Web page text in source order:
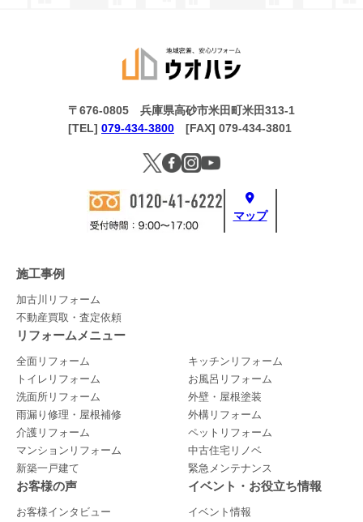
マップ
〒676-0805 兵庫県高砂市米田町米田313-1
[TEL] 079-434-3800 [FAX] 079-434-3801
施工事例
加古川リフォーム
不動産買取・査定依頼
リフォームメニュー
全面リフォーム
キッチンリフォーム
トイレリフォーム
お風呂リフォーム
洗面所リフォーム
外壁・屋根塗装
雨漏り修理・屋根補修
外構リフォーム
介護リフォーム
ペットリフォーム
マンションリフォーム
中古住宅リノベ
新築一戸建て
緊急メンテナンス
お客様の声
お客様インタビュー
イベント・お役立ち情報
イベント情報